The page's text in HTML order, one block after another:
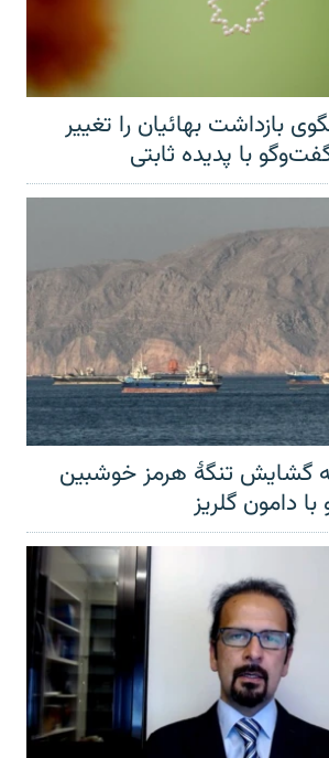
بازداشت بهائیان را تغییر
با پدیده ثابتی
گشایش تنگهٔ هرمز خوشبین
دامون گلریز